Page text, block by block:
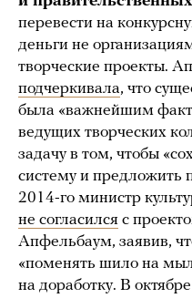
перевести на
деньги не
творческие проекты.
подчеркивала, что
была «важнейшим
ведущих творческих
задачу в том, чтобы
систему и предложить
2014-го министр
не согласился с
Апфельбаум, заявив,
«поменять шило на
на доработку. В